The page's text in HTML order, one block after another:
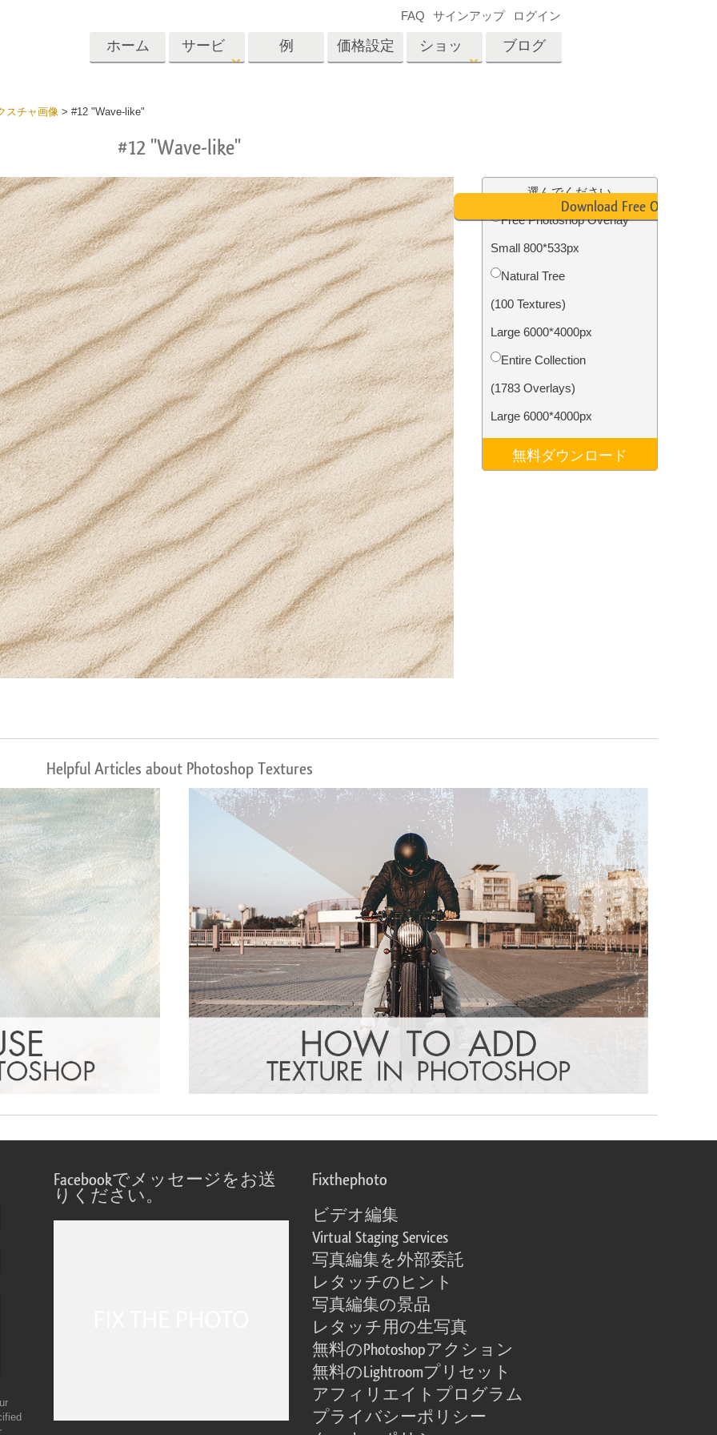
ホーム サービ
ービス
する
真編集サービ
ス
AIが生成した衣料品モデ
ル
画像操作料理内容
写真入力アプリケーショ
ッチ製品内容 ジュエリーレタッチ製品
内容
AIトレーニングデータ Video Editing Services
例 価格設定 ショッ
ィールプリ
コレクショ
Photoshop
Photoshopアクション
Photoshopオーバーレイ
Photoshopテクスチャ
Psアクションコレクシ
ョン全体
Psはコレクション全体
をオーバーレイしま
す
プレート
バレンタインデーカ
ード
結婚式招待状
子供の誕生日の招待
状
ビデオオーバーレイ
ブログ
FAQ サインアップ ログイン
スチャ画像> #12 "Wave-like"
#12 "Wave-like"
選んでください
Free Photoshop Overlay
Small 800*533px
Natural Tree
(100 Textures)
Large 6000*4000px
Entire Collection
(1783 Overlays)
Large 6000*4000px
無料ダウンロード
Download Free Overlay
Helpful Articles about Photoshop Textures
Facebookでメッセージをお送
りください。
Fixthephoto
ビデオ編集
Virtual Staging Services
写真編集を外部委託
レタッチのヒント
写真編集の景品
レタッチ用の生写真
無料のPhotoshopアクション
無料のLightroomプリセット
アフィリエイトプログラム
プライバシーポリシー